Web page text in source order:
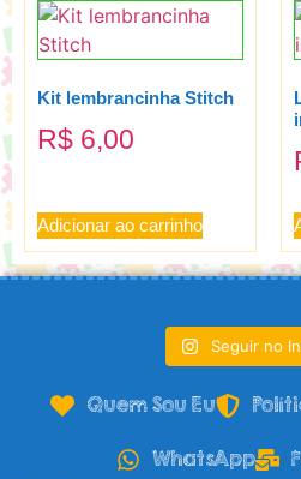
Kit lembrancinha Stitch
R$ 6,00
Adicionar ao carrinho
Seguir no
Quem Sou Eu
WhatsApp